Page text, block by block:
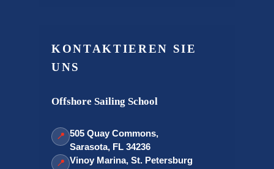
KONTAKTIEREN SIE
UNS
Offshore Sailing School
📍 505 Quay Commons,
Sarasota, FL 34236
📍 Vinoy Marina, St. Petersburg